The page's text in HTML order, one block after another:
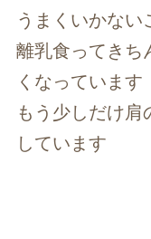
うまくいかない
離乳食ってきち
くなっています
もう少しだけ肩
しています